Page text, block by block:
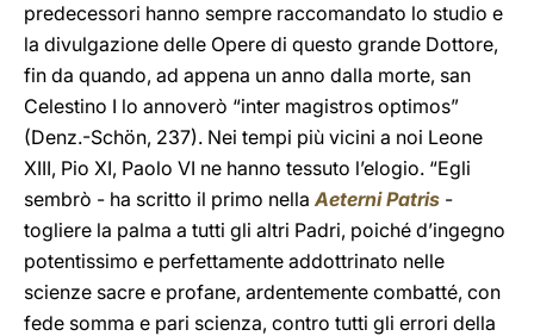
predecessori hanno sempre raccomandato lo studio e
la divulgazione delle Opere di questo grande Dottore,
fin da quando, ad appena un anno dalla morte, san
Celestino I lo annoverò “inter magistros optimos”
(Denz.-Schön, 237). Nei tempi più vicini a noi Leone
XIII, Pio XI, Paolo VI ne hanno tessuto l’elogio. “Egli
sembrò - ha scritto il primo nellaAeterni Patris -
togliere la palma a tutti gli altri Padri, poiché d’ingegno
potentissimo e perfettamente addottrinato nelle
scienze sacre e profane, ardentemente combatté, con
fede somma e pari scienza, contro tutti gli errori della